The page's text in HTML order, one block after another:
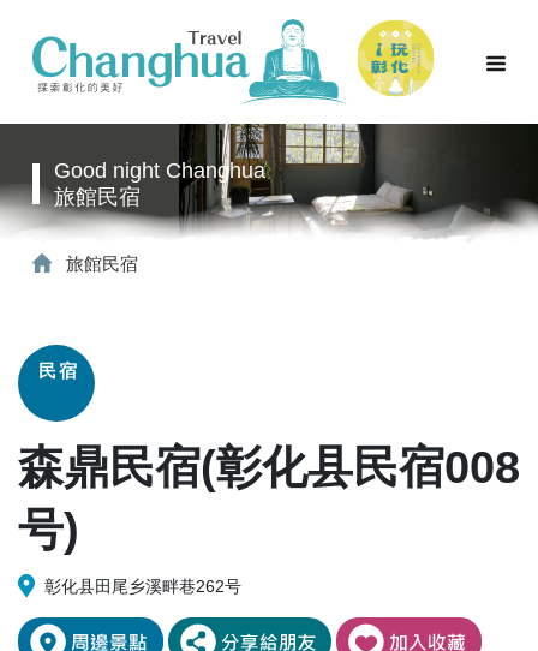
Good night Changhua
旅館民宿
旅館民宿
民宿
森鼎民宿(彰化县民宿008
号)
彰化县田尾乡溪畔巷262号